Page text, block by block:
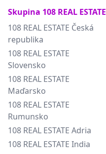
Skupina 108 REAL ESTATE
108 REAL ESTATE Česká
republika
108 REAL ESTATE
Slovensko
108 REAL ESTATE
Maďarsko
108 REAL ESTATE
Rumunsko
108 REAL ESTATE Adria
108 REAL ESTATE India